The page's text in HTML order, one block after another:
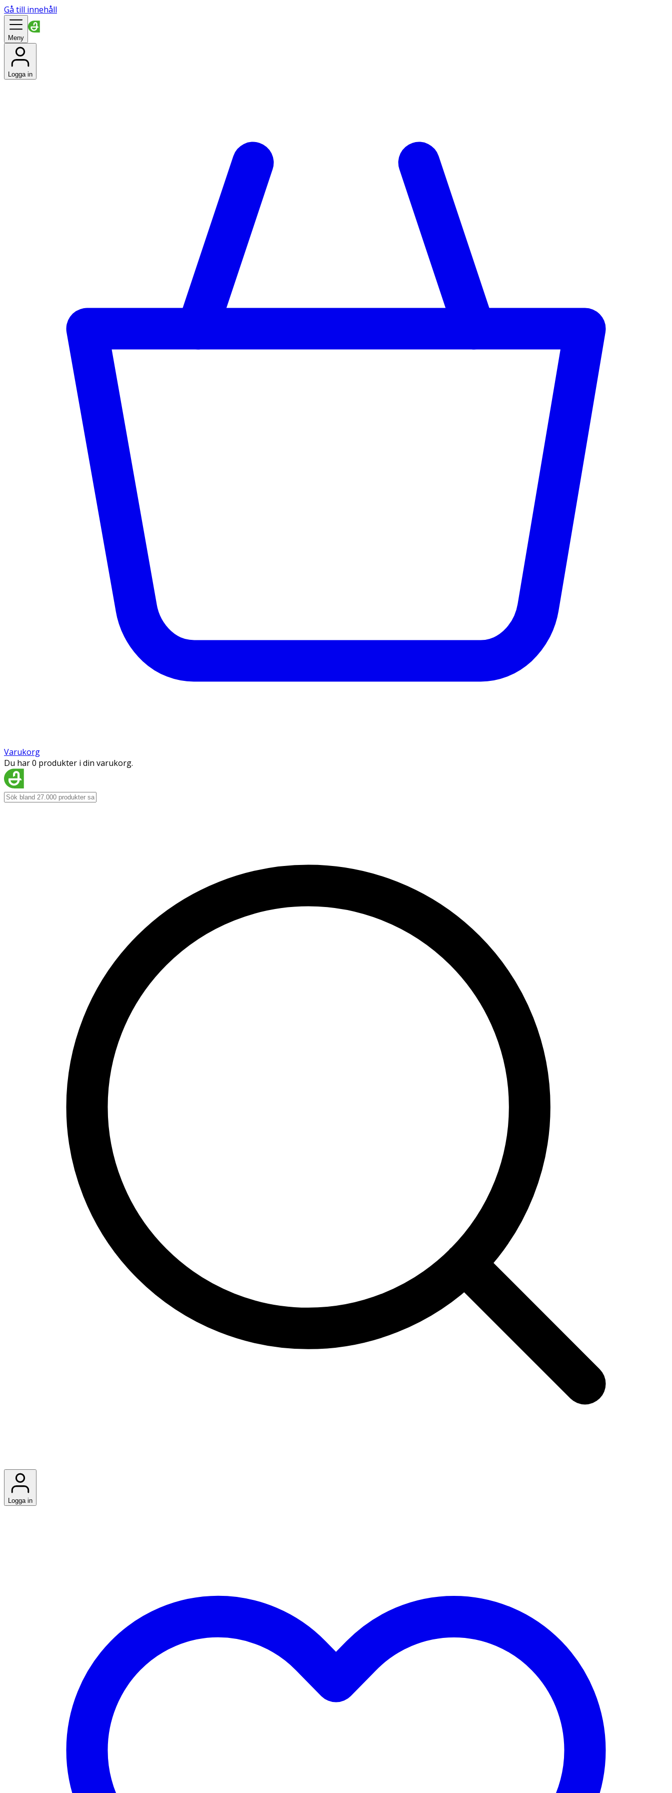
Gå till innehåll
Meny
Logga in
Varukorg
Du har 0 produkter i din varukorg.
Logga in